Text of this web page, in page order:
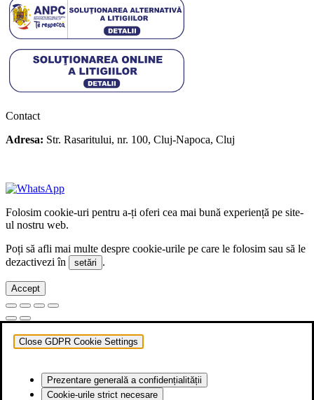
Contact
Adresa: Str. Rasaritului, nr. 100, Cluj-Napoca, Cluj
Folosim cookie-uri pentru a-ți oferi cea mai bună experiență pe site-
ul nostru web.
Poți să afli mai multe despre cookie-urile pe care le folosim sau să le
dezactivezi în
setări .
Accept
Close GDPR Cookie Settings
Prezentare generală a confidențialității
Cookie-urile strict necesare